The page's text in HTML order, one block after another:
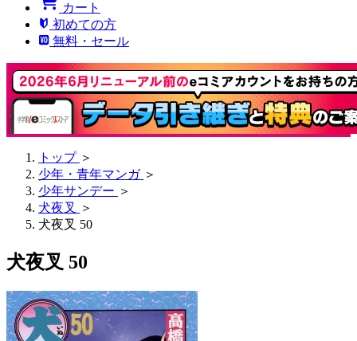
カート
初めての方
無料・セール
トップ ＞
少年・青年マンガ ＞
少年サンデー ＞
犬夜叉
＞
犬夜叉 50
犬夜叉 50